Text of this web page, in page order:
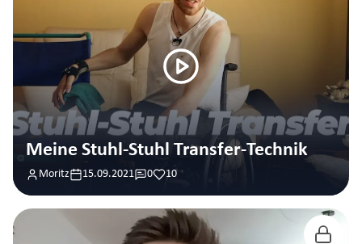
Meine Stuhl-Stuhl Transfer-Technik
Moritz 15.09.2021 0 10